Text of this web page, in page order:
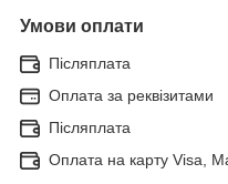
Умови оплати
Післяплата
Оплата за реквізитами
Післяплата
Оплата на карту Visa,